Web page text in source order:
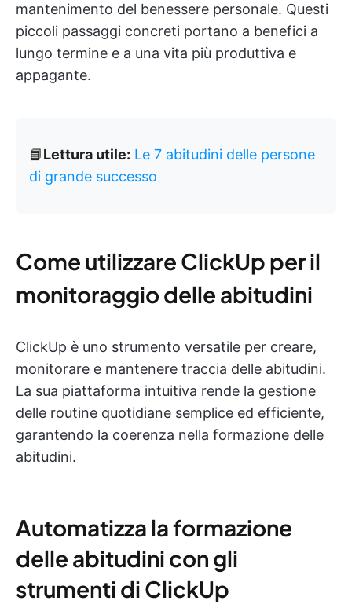
mantenimento del benessere personale. Questi
piccoli passaggi concreti portano a benefici a
lungo termine e a una vita più produttiva e
appagante.
📘Lettura utile: Le 7 abitudini delle persone
di grande successo
Come utilizzare ClickUp per il
monitoraggio delle abitudini
ClickUp è uno strumento versatile per creare,
monitorare e mantenere traccia delle abitudini.
La sua piattaforma intuitiva rende la gestione
delle routine quotidiane semplice ed efficiente,
garantendo la coerenza nella formazione delle
abitudini.
Automatizza la formazione
delle abitudini con gli
strumenti di ClickUp